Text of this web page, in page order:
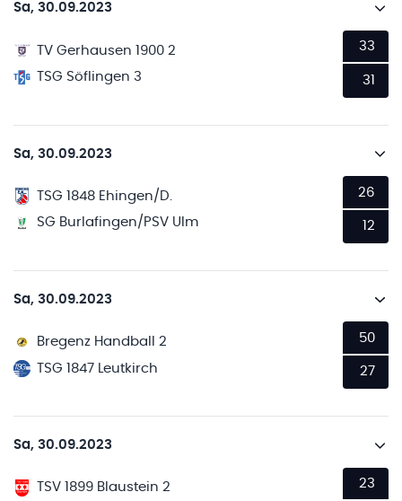
Sa, 30.09.2023
TV Gerhausen 1900 2
TSG Söflingen 3
33
31
Sa, 30.09.2023
TSG 1848 Ehingen/D.
SG Burlafingen/PSV Ulm
26
12
Sa, 30.09.2023
Bregenz Handball 2
TSG 1847 Leutkirch
50
27
Sa, 30.09.2023
TSV 1899 Blaustein 2
23